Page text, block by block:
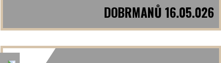
DOBRMANŮ 16.05.026